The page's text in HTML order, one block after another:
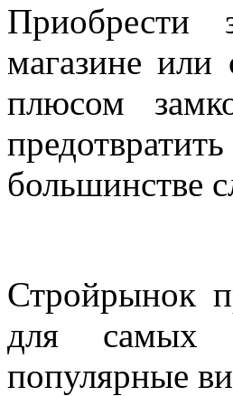
магазине или
плюсом
большинстве
Стройрынок
для самых
популярные